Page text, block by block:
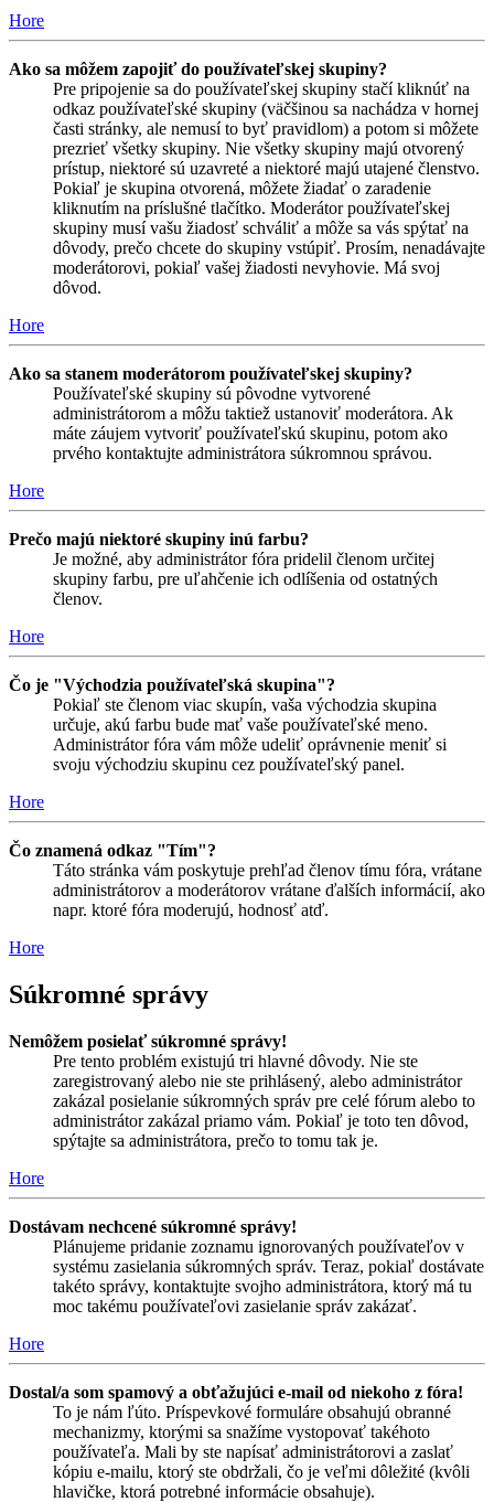
Hore
Ako sa môžem zapojiť do používateľskej skupiny?
Pre pripojenie sa do používateľskej skupiny stačí kliknúť na
odkaz používateľské skupiny (väčšinou sa nachádza v hornej
časti stránky, ale nemusí to byť pravidlom) a potom si môžete
prezrieť všetky skupiny. Nie všetky skupiny majú otvorený
prístup, niektoré sú uzavreté a niektoré majú utajené členstvo.
Pokiaľ je skupina otvorená, môžete žiadať o zaradenie
kliknutím na príslušné tlačítko. Moderátor používateľskej
skupiny musí vašu žiadosť schváliť a môže sa vás spýtať na
dôvody, prečo chcete do skupiny vstúpiť. Prosím, nenadávajte
moderátorovi, pokiaľ vašej žiadosti nevyhovie. Má svoj
dôvod.
Hore
Ako sa stanem moderátorom používateľskej skupiny?
Používateľské skupiny sú pôvodne vytvorené
administrátorom a môžu taktiež ustanoviť moderátora. Ak
máte záujem vytvoriť používateľskú skupinu, potom ako
prvého kontaktujte administrátora súkromnou správou.
Hore
Prečo majú niektoré skupiny inú farbu?
Je možné, aby administrátor fóra pridelil členom určitej
skupiny farbu, pre uľahčenie ich odlíšenia od ostatných
členov.
Hore
Čo je "Východzia používateľská skupina"?
Pokiaľ ste členom viac skupín, vaša východzia skupina
určuje, akú farbu bude mať vaše používateľské meno.
Administrátor fóra vám môže udeliť oprávnenie meniť si
svoju východziu skupinu cez používateľský panel.
Hore
Čo znamená odkaz "Tím"?
Táto stránka vám poskytuje prehľad členov tímu fóra, vrátane
administrátorov a moderátorov vrátane ďalších informácií, ako
napr. ktoré fóra moderujú, hodnosť atď.
Hore
Súkromné správy
Nemôžem posielať súkromné správy!
Pre tento problém existujú tri hlavné dôvody. Nie ste
zaregistrovaný alebo nie ste prihlásený, alebo administrátor
zakázal posielanie súkromných správ pre celé fórum alebo to
administrátor zakázal priamo vám. Pokiaľ je toto ten dôvod,
spýtajte sa administrátora, prečo to tomu tak je.
Hore
Dostávam nechcené súkromné správy!
Plánujeme pridanie zoznamu ignorovaných používateľov v
systému zasielania súkromných správ. Teraz, pokiaľ dostávate
takéto správy, kontaktujte svojho administrátora, ktorý má tu
moc takému používateľovi zasielanie správ zakázať.
Hore
Dostal/a som spamový a obťažujúci e-mail od niekoho z fóra!
To je nám ľúto. Príspevkové formuláre obsahujú obranné
mechanizmy, ktorými sa snažíme vystopovať takéhoto
používateľa. Mali by ste napísať administrátorovi a zaslať
kópiu e-mailu, ktorý ste obdržali, čo je veľmi dôležité (kvôli
hlavičke, ktorá potrebné informácie obsahuje).